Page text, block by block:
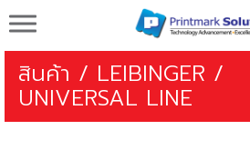
Printmark Solution จำหน่
วันหมดอายุ
สินค้า / LEIBINGER /
UNIVERSAL LINE